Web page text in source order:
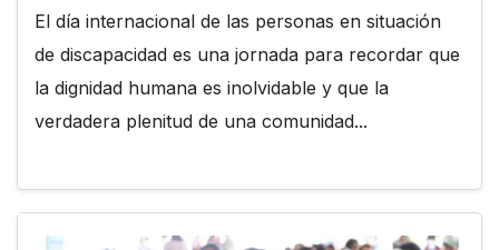
El día internacional de las personas en situación
de discapacidad es una jornada para recordar que
la dignidad humana es inolvidable y que la
verdadera plenitud de una comunidad...